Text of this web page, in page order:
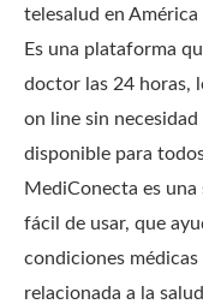
telesalud en
Es una plataforma
doctor las 24 horas,
on line sin
disponible para
MediConecta es
fácil de usar, que
condiciones
relacionada a la